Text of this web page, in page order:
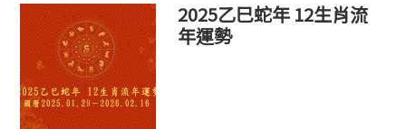
2025乙巳蛇年 12生肖流
年運勢